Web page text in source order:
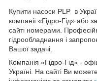
Купити насоси PLP в
компанії «Гідро-Гід» або
сайті номерами.
гідрообладнання і
Вашої задачі.
Компанія «Гідро-Гід» -
Україні. На сайті Ви